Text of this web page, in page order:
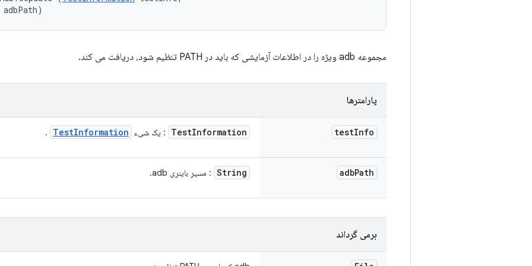
adbPath)
مجموعه adb ویژه را در اطلاعات آزمایشی که باید در PATH تنظیم شود، دریافت می کند.
پارامترها
testInfo
TestInformation : یک شیء TestInformation
.
adbPath
String : مسیر باینری adb.
برمی گرداند